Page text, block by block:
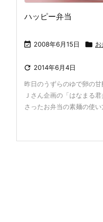
ハッピー弁当
 2008年6月15日  お
 2014年6月4日
昨日のうずらのゆで卵の
Ｊさん企画の「はなまる
さったお弁当の素麺の使